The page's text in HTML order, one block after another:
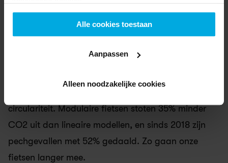
Alle cookies toestaan
Aanpassen
Alleen noodzakelijke cookies
stapte over van de auto of het openbaar vervoer
naar de fiets. Samen besparen onze members
circulariteit. Modulaire fietsen stoten 35% minder
CO2 uit dan lineaire modellen, en sinds 2018 zijn
pechgevallen met 52% gedaald. Zo gaan onze
fietsen langer mee.